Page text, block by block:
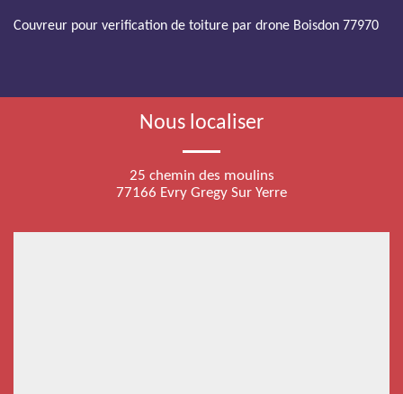
Couvreur pour verification de toiture par drone Boisdon 77970
Nous localiser
25 chemin des moulins
77166 Evry Gregy Sur Yerre